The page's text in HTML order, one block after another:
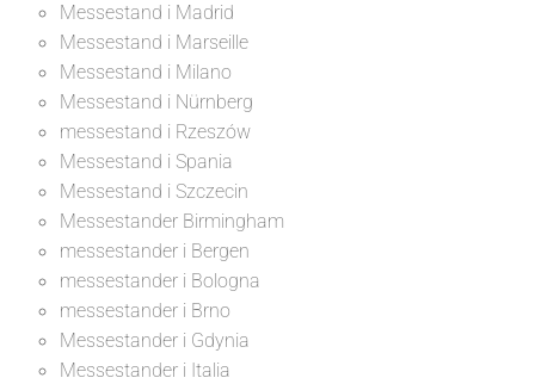
Messestand i Madrid
Messestand i Marseille
Messestand i Milano
Messestand i Nürnberg
messestand i Rzeszów
Messestand i Spania
Messestand i Szczecin
Messestander Birmingham
messestander i Bergen
messestander i Bologna
messestander i Brno
Messestander i Gdynia
Messestander i Italia